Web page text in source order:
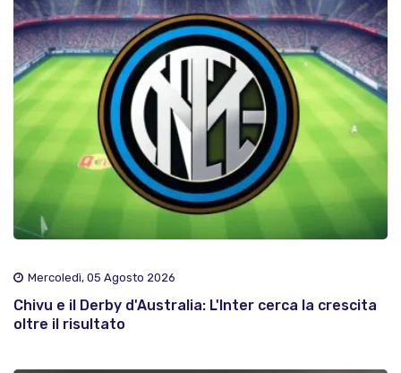
Mercoledì, 05 Agosto 2026
Chivu e il Derby d'Australia: L'Inter cerca la crescita
oltre il risultato